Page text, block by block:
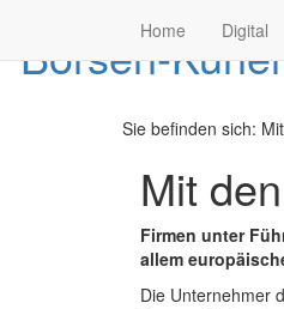
Home Digital
Sie befinden sich:
Mit
Firmen unter
allem
Die Unternehmer